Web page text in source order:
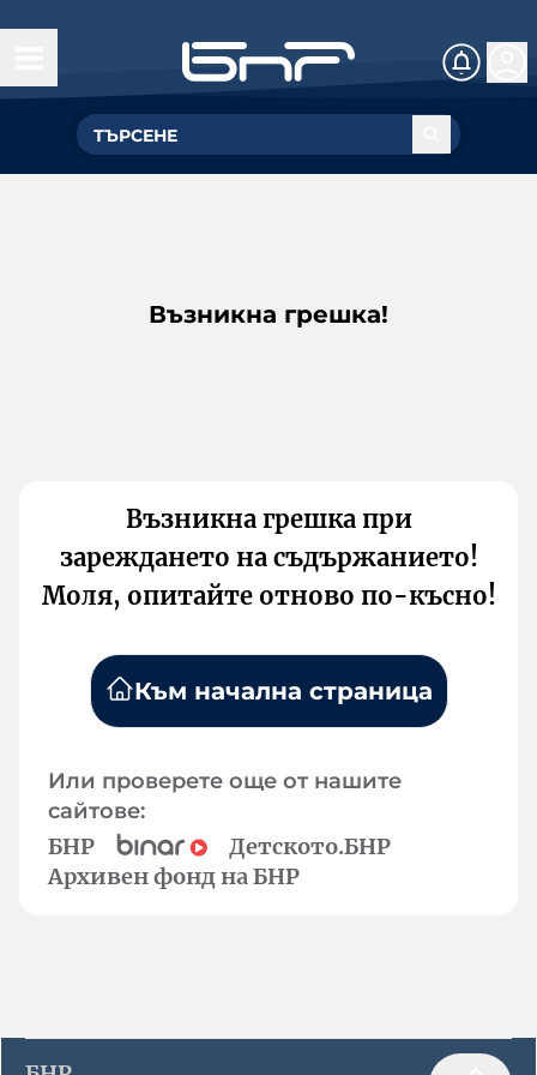
Възникна грешка!
Възникна грешка при
зареждането на съдържанието!
Моля, опитайте отново по-късно!
Към начална страница
Или проверете още от нашите
сайтове:
БНР
Детското.БНР
Архивен фонд на БНР